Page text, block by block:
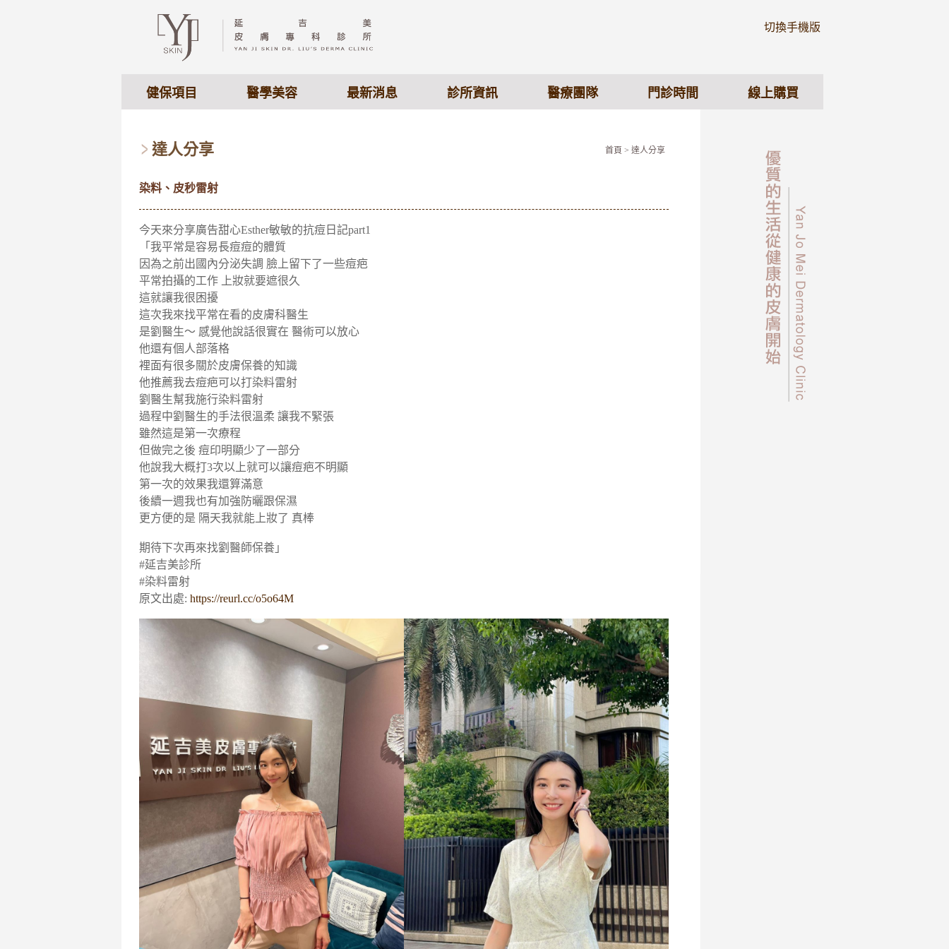
切換手機版
健保項目 醫學美容 最新消息 診所資訊 醫療團隊 門診時間 線上購買
達人分享 首頁 > 達人分享
染料、皮秒雷射
今天來分享廣告甜心Esther敏敏的抗痘日記part1
「我平常是容易長痘痘的體質
因為之前出國內分泌失調 臉上留下了一些痘疤
平常拍攝的工作 上妝就要遮很久
這就讓我很困擾
這次我來找平常在看的皮膚科醫生
是劉醫生～ 感覺他說話很實在 醫術可以放心
他還有個人部落格
裡面有很多關於皮膚保養的知識
他推薦我去痘疤可以打染料雷射
劉醫生幫我施行染料雷射
過程中劉醫生的手法很溫柔 讓我不緊張
雖然這是第一次療程
但做完之後 痘印明顯少了一部分
他說我大概打3次以上就可以讓痘疤不明顯
第一次的效果我還算滿意
後續一週我也有加強防曬跟保濕
更方便的是 隔天我就能上妝了 真棒
期待下次再來找劉醫師保養」
#延吉美診所
#染料雷射
原文出處: https://reurl.cc/o5o64M